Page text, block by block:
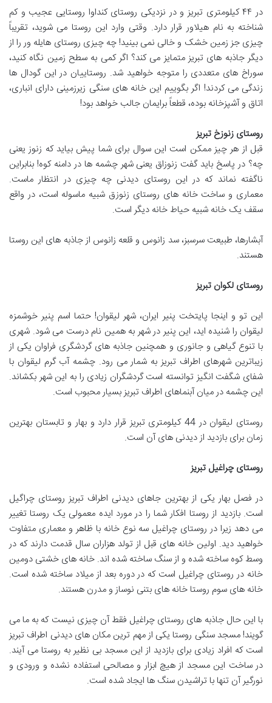
در ۴۴ کیلومتری تبریز و در نزدیکی روستای کنداوا روستایی عجیب و کم
شناخته به نام هیلاور قرار دارد. وقتی وارد این روستا می شوید، تقریباً
چیزی جز زمین خشک و خالی نمی بینید! چه چیزی روستای هایله ور را از
دیگر جاذبه های تبریز متمایز می کند؟ اگر کمی به سطح زمین نگاه کنید،
سوراخ های متعددی را متوجه خواهید شد. روستاییان در این گودال ها
زندگی می کردند! اگر بگوییم این خانه های سنگی زیرزمینی دارای انباری،
اتاق و آشپزخانه بوده، قطعاً برایمان جالب خواهد بود!
روستای زنوزخ تبریز
قبل از هر چیز ممکن است این سوال برای شما پیش بیاید که زنوز یعنی
چه؟ در پاسخ باید گفت زنوزاق یعنی شهر چشمه ها در دامنه کوه! بنابراین
ناگفته نماند که در این روستای دیدنی چه چیزی در انتظار ماست.
معماری و ساخت خانه های روستای زنوزق شبیه ماسوله است، در واقع
سقف یک خانه شبیه حیاط خانه دیگر است.
آبشارها، طبیعت سرسبز، سد زانوس و قلعه زانوس از جاذبه های این روستا
هستند.
روستای لکوان تبریز
این تو و اینجا پایتخت پنیر ایران، شهر لیقوان! حتما اسم پنیر خوشمزه
لیقوان را شنیده اید، این پنیر در شهر به همین نام درست می شود. شهری
با تنوع گیاهی و جانوری و همچنین جاذبه های گردشگری فراوان یکی از
زیباترین شهرهای اطراف تبریز به شمار می رود. چشمه آب گرم لیقوان با
شفای شگفت انگیز توانسته است گردشگران زیادی را به این شهر بکشاند.
این چشمه در میان آبنماهای اطراف تبریز بسیار محبوب است.
روستای لیقوان در 44 کیلومتری تبریز قرار دارد و بهار و تابستان بهترین
زمان برای بازدید از دیدنی های آن است.
روستای چراغیل تبریز
در فصل بهار یکی از بهترین جاهای دیدنی اطراف تبریز روستای چراگیل
است. بازدید از روستا افکار شما را در مورد ایده معمولی یک روستا تغییر
می دهد زیرا در روستای چراغیل سه نوع خانه با ظاهر و معماری متفاوت
خواهید دید. اولین خانه های قبل از تولد هزاران سال قدمت دارند که در
وسط کوه ساخته شده و از سنگ ساخته شده اند. خانه های خشتی دومین
خانه در روستای چراغیل است که در دوره بعد از میلاد ساخته شده است.
خانه های سوم روستا خانه های بتنی نوساز و مدرن هستند.
با این حال جاذبه های روستای چراغیل فقط آن چیزی نیست که به ما می
گویند! مسجد سنگی روستا یکی از مهم ترین مکان های دیدنی اطراف تبریز
است که افراد زیادی برای بازدید از این مسجد بی نظیر به روستا می آیند.
در ساخت این مسجد از هیچ ابزار و مصالحی استفاده نشده و ورودی و
نورگیر آن تنها با تراشیدن سنگ ها ایجاد شده است.